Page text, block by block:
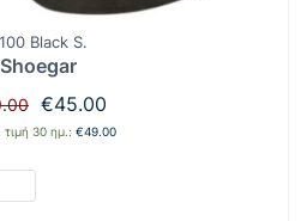
Black S.
Shoegar
Original
price
€45.00
τρέχουσα
30 ημ.: €49.00